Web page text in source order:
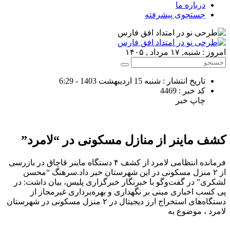
درباره ما
جستجوی پیشرفته
امروز : شنبه, ۱۷ مرداد , ۱۴۰۵
تاریخ انتشار : شنبه 15 اردیبهشت 1403 - 6:29
کد خبر : 4469
چاپ خبر
کشف ماینر از منازل مسکونی در “لامرد”
فرمانده انتظامی لامرد از کشف ۴ دستگاه ماینر قاچاق در بازرسی
از ۲ منزل مسکونی در این شهرستان خبر داد.سرهنگ “محسن
لشکری” در گفت‌وگو با خبرنگار خبرگزاری پلیس، بیان داشت: در
پی کسب اخباری مبنی بر نگهداری و بهره‌برداری غیرمجاز از
دستگاه‌های استخراج ارز دیجیتال در ۲ منزل مسکونی در شهرستان
لامرد ، موضوع به